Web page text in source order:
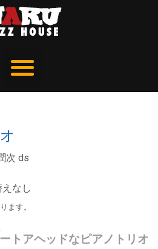
次 ds
なし
ます。
トアヘッドなピアノトリオ